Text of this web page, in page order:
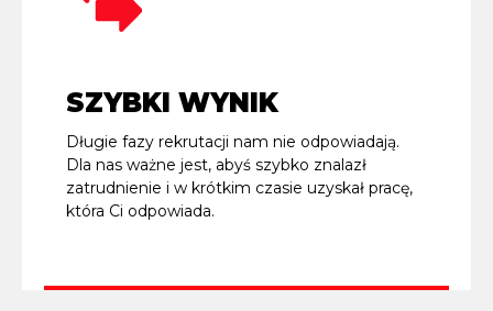
SZYBKI WYNIK
Długie fazy rekrutacji nam nie odpowiadają.
Dla nas ważne jest, abyś szybko znalazł
zatrudnienie i w krótkim czasie uzyskał pracę,
która Ci odpowiada.